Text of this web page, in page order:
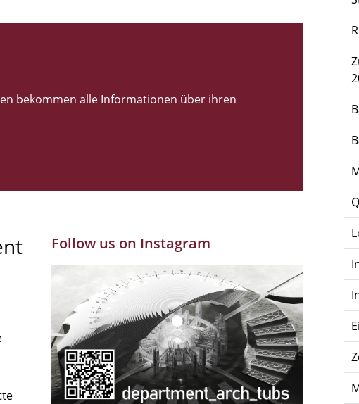
bekommen alle Informationen über ihren
Follow us on Instagram